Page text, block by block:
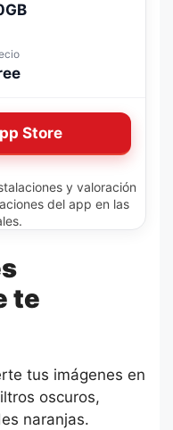
Store
y valoración
del app en las
te
tus imágenes en
oscuros,
naranjas.